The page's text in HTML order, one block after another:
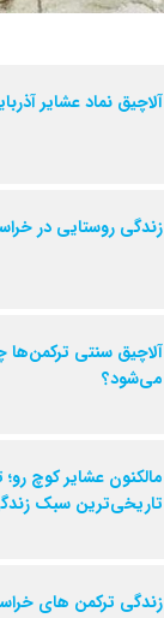
آلاچیق نماد عشایر
زندگی روستایی در
آلاچیق سنتی ترکمن‌ها
می‌شود؟
مالکنون عشایر کوچ رو؛
تاریخی‌ترین سبک
زندگی ترکمن های